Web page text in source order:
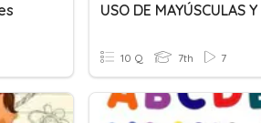
10 Q 7th 7